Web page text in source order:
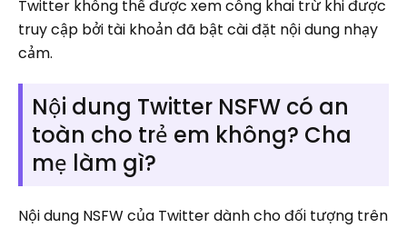
Twitter không thể được xem công khai trừ khi được
truy cập bởi tài khoản đã bật cài đặt nội dung nhạy
cảm.
Nội dung Twitter NSFW có an
toàn cho trẻ em không? Cha
mẹ làm gì?
Nội dung NSFW của Twitter dành cho đối tượng trên